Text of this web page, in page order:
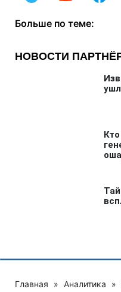
Больше по теме:
Главная » Аналитика »